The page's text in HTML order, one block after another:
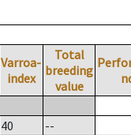
Varroa-
index
Total
breeding
value
40
--